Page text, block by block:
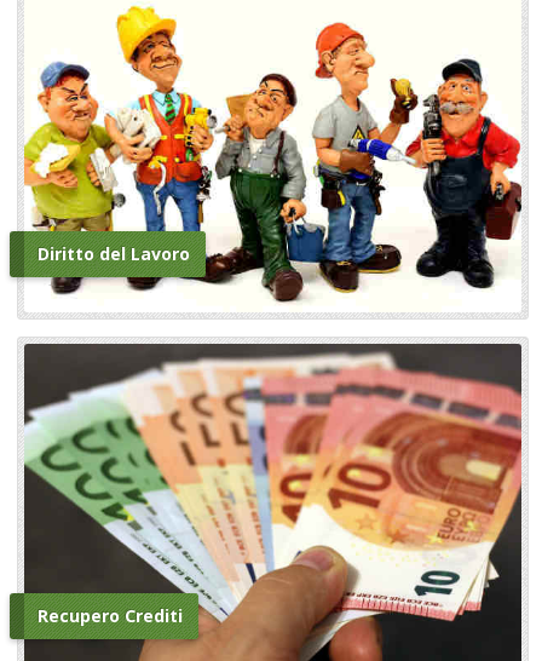
Diritto del Lavoro
Recupero Crediti